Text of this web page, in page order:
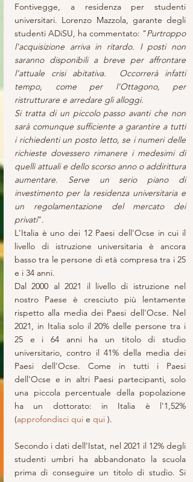
Fontivegge, a residenza per studenti
universitari. Lorenzo Mazzola, garante degli
studenti ADiSU, ha commentato: "Purtroppo
l'acquisizione arriva in ritardo. I posti non
saranno disponibili a breve per affrontare
l'attuale crisi abitativa.  Occorrerà infatti
tempo, come per l'Ottagono, per
ristrutturare e arredare gli alloggi.
Si tratta di un piccolo passo avanti che non
sarà comunque sufficiente a garantire a tutti
i richiedenti un posto letto, se i numeri delle
richieste dovessero rimanere i medesimi di
quelli attuali e dello scorso anno o addirittura
aumentare. Serve un serio piano di
investimento per la residenza universitaria e
un regolamentazione del mercato dei
privati”.
L'Italia è uno dei 12 Paesi dell'Ocse in cui il
livello di istruzione universitaria è ancora
basso tra le persone di età compresa tra i 25
e i 34 anni.
Dal 2000 al 2021 il livello di istruzione nel
nostro Paese è cresciuto più lentamente
rispetto alla media dei Paesi dell'Ocse. Nel
2021, in Italia solo il 20% delle persone tra i
25 e i 64 anni ha un titolo di studio
universitario, contro il 41% della media dei
Paesi dell'Ocse. Come in tutti i Paesi
dell'Ocse e in altri Paesi partecipanti, solo
una piccola percentuale della popolazione
ha un dottorato: in Italia è l'1,52%
(approfondisci qui e qui ).
Secondo i dati dell'Istat, nel 2021 il 12% degli
studenti umbri ha abbandonato la scuola
prima di conseguire un titolo di studio. Si